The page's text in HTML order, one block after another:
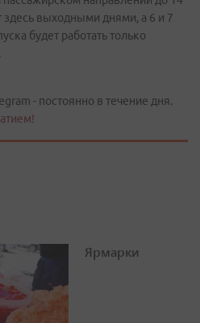
здесь выходными днями, а 6 и 7
будет работать только
- постоянно в течение дня.
Ярмарки